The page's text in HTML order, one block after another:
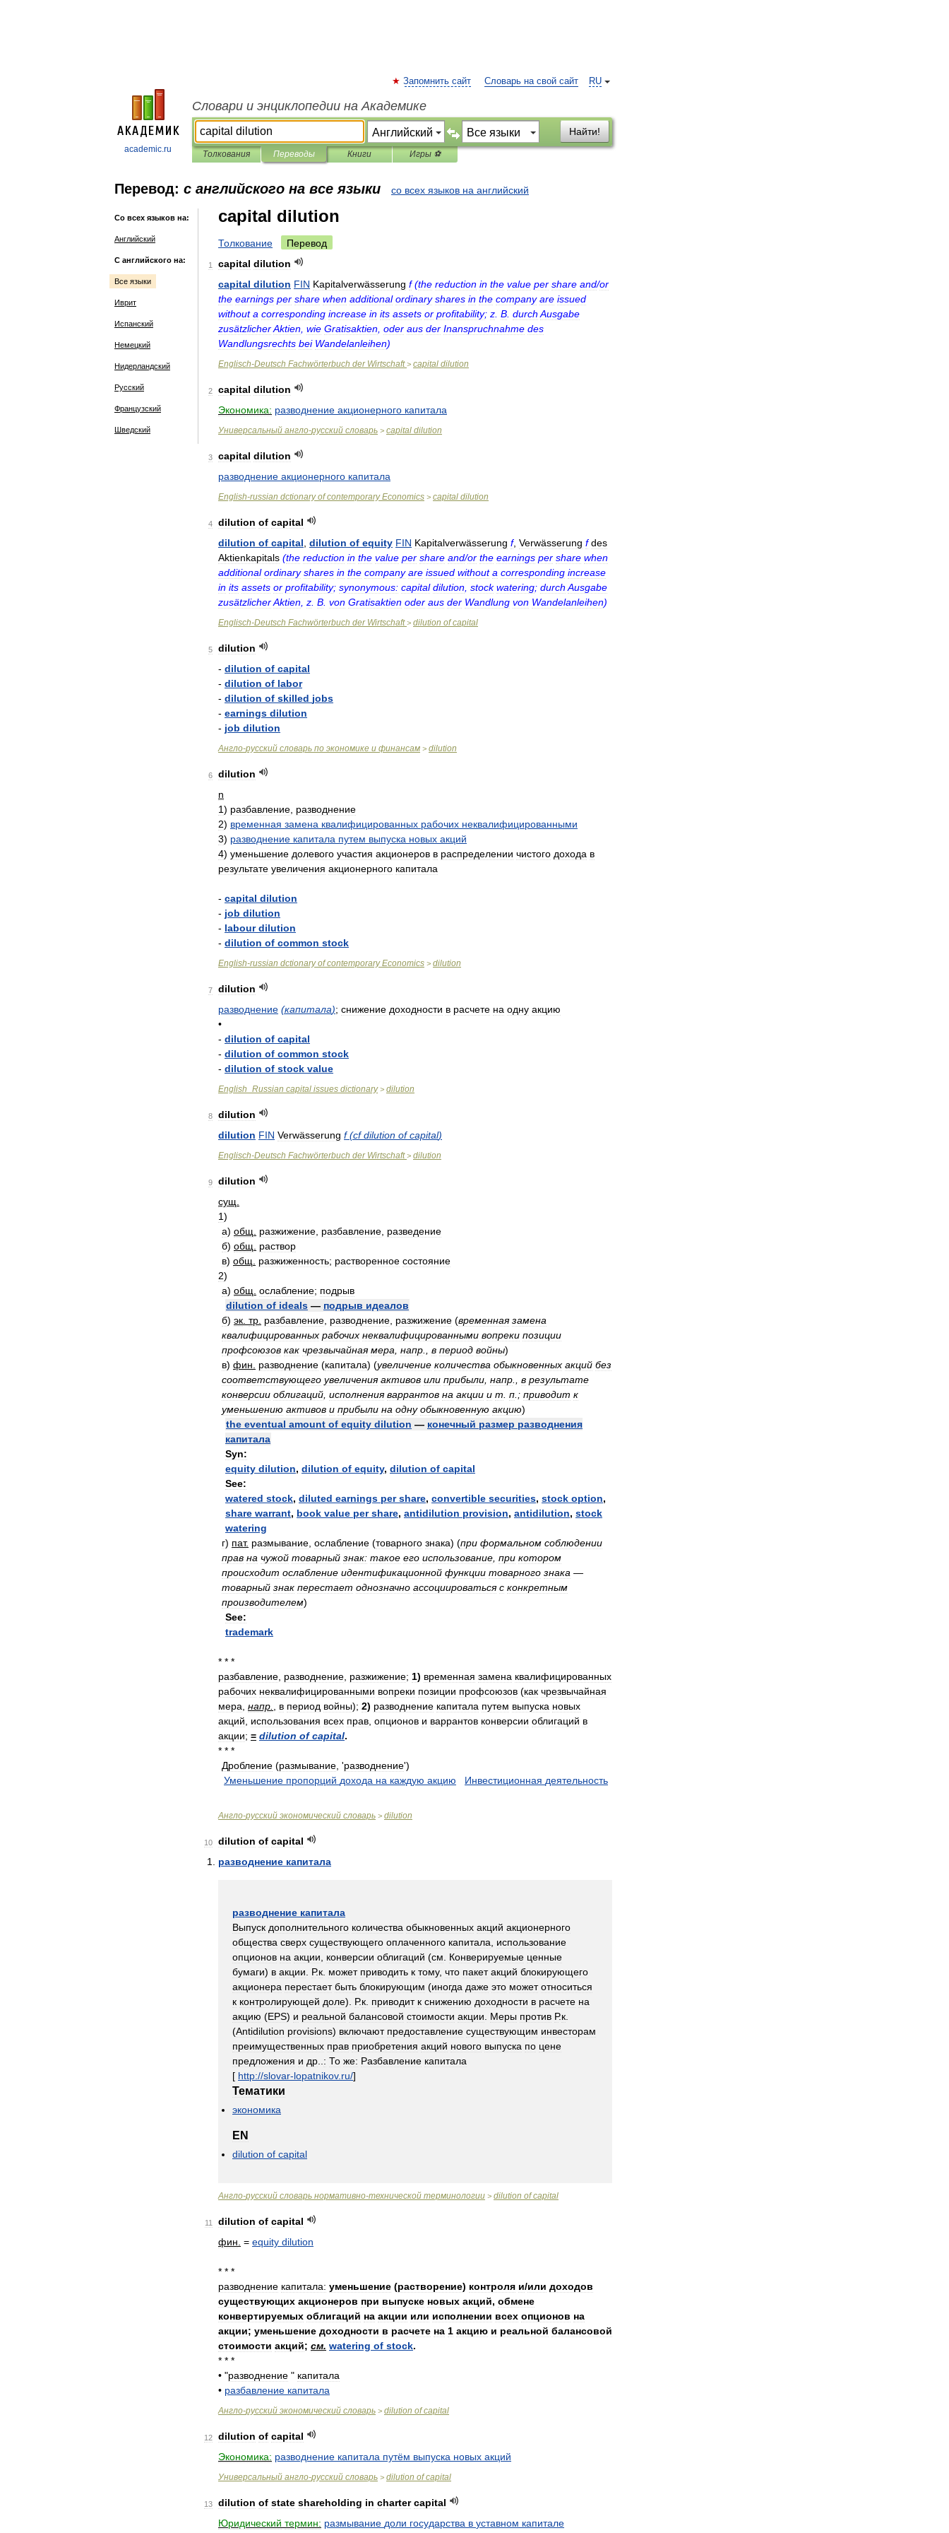
academic.ru
RU
Запомнить сайт Словарь на свой сайт
Словари и энциклопедии на Академике
Найти!
Толкования Переводы Книги Игры ⚽
Перевод: с английского на все языки со всех языков на английский
Со всех языков на:
Английский
С английского на:
Все языки
Иврит
Испанский
Немецкий
Нидерландский
Русский
Французский
Шведский
capital dilution
Толкование Перевод
1 capital dilution
capital dilution FIN Kapitalverwässerung f(the reduction in the value per share and/or
the earnings per share when additional ordinary shares in the company are issued
without a corresponding increase in its assets or profitability; z B durch Ausgabe
zusätzlicherAktien wie Gratisaktien oder aus der Inanspruchnahme des
Wandlungsrechts bei Wandelanleihen)
Englisch-Deutsch Fachwörterbuch der Wirtschaft > capital dilution
2 capital dilution
Экономика: разводнение акционерного капитала
Универсальный англо-русский словарь > capital dilution
3 capital dilution
разводнение акционерного капитала
English-russian dctionary of contemporary Economics > capital dilution
4 dilution of capital
dilution of capital dilution of equity FIN Kapitalverwässerung f, Verwässerung f des
Aktienkapitals (the reduction in the value per share and/or the earnings per share when
additional ordinary shares in the company are issued without a corresponding increase
in its assets or profitability; synonymous: capital dilution stock watering; durch Ausgabe
zusätzlicherAktien z B von Gratisaktien oder aus der Wandlung von Wandelanleihen)
Englisch-Deutsch Fachwörterbuch der Wirtschaft > dilution of capital
5
dilution
- dilution of capital
- dilution of labor
- dilution of skilled jobs
- earnings dilution
- job dilution
Англо-русский словарь по экономике и финансам > dilution
6
dilution
n
1) разбавление разводнение
2) временная замена квалифицированных рабочих неквалифицированными
3) разводнение капитала путем выпуска новых акций
4) уменьшение долевого участия акционеров в распределении чистого дохода в
результате увеличения акционерного капитала
- capital dilution
- job dilution
- labour dilution
- dilution of common stock
English-russian dctionary of contemporary Economics > dilution
7
dilution
разводнение (капитала); снижение доходности в расчете на одну акцию
•
- dilution of capital
- dilution of common stock
- dilution of stock value
English Russian capital issues dictionary> dilution
8
dilution
dilution FIN Verwässerung f(cf dilution of capital)
Englisch-Deutsch Fachwörterbuch der Wirtschaft > dilution
9
dilution
сущ
1)
а) общ разжижение разбавление разведение
б) общ
раствор
в) общ разжиженность; растворенное состояние
2)
а) общ ослабление; подрыв
dilution of ideals — подрыв идеалов
б) эк тр разбавление разводнение разжижение (временная замена
квалифицированных рабочих неквалифицированными вопреки позиции
профсоюзов как чрезвычайная мера напр в период войны)
в) фин разводнение (капитала) (увеличение количества обыкновенных акций без
соответствующего увеличения активов или прибыли напр в результате
конверсии облигаций исполнения варрантов на акции и т п .; приводит к
уменьшению активов и прибыли на одну обыкновенную акцию)
the eventual amount of equity dilution — конечный размер разводнения
капитала
Syn:
equity dilution, dilution of equity, dilution of capital
See:
watered stock, diluted earnings per share, convertible securities, stock option,
share warrant, book value per share, antidilution provision, antidilution, stock
watering
г) пат. размывание ослабление (товарного знака) (при формальном соблюдении
прав на чужой товарный знак: такое его использование при котором
происходит ослабление идентификационной функции товарного знака —
товарный знак перестает однозначно ассоциироваться с конкретным
производителем)
See:
trademark
* * *
разбавление разводнение разжижение; 1) временная замена квалифицированных
рабочих неквалифицированными вопреки позиции профсоюзов (как чрезвычайная
мера напр в период войны); 2) разводнение капитала путем выпуска новых
акций
использования всех прав опционов и варрантов конверсии облигаций в
акции; = dilution of capital.
* * *
Дробление (размывание , 'разводнение')
Уменьшение пропорций дохода на каждую акцию Инвестиционная деятельность
Англо-русский экономический словарь > dilution
10 dilution of capital
разводнение капитала
разводнение капитала
Выпуск дополнительного количества обыкновенных акций акционерного
общества сверх существующего оплаченного капитала
использование
опционов на акции конверсии облигаций (см Конверируемые ценные
бумаги) в акции Р.к может приводить к тому, что пакет акций блокирующего
акционера перестает быть блокирующим (иногда даже это может относиться
к контролирующей доле). Р.к приводит к снижению доходности в расчете на
акцию (EPS) и реальной балансовой стоимости акции Меры против Р.к
(Antidilution provisions) включают предоставление существующим инвесторам
преимущественных прав приобретения акций нового выпуска по цене
предложения и др : То же: Разбавление капитала
[ http://slovar-lopatnikov. ru/]
Тематики
экономика
EN
dilution of capital
Англо-русский словарь нормативно-технической терминологии > dilution of capital
11 dilution of capital
фин = equity dilution
* * *
разводнение капитала: уменьшение (растворение) контроля и/или доходов
существующих акционеров при выпуске новых акций, обмене
конвертируемых облигаций на акции или исполнении всех опционов на
акции; уменьшение доходности в расчете на 1 акцию и реальной балансовой
стоимости акций; см. watering of stock.
* * *
• "разводнение " капитала
• разбавление капитала
Англо-русский экономический словарь > dilution of capital
12 dilution of capital
Экономика: разводнение капитала путём выпуска новых акций
Универсальный англо-русский словарь > dilution of capital
13 dilution of state shareholding in charter capital
Юридический термин: размывание доли государства в уставном капитале